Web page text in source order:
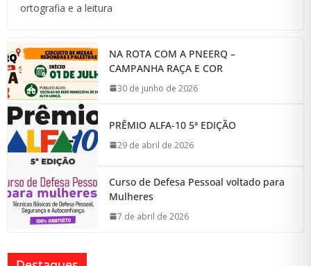
ortografia e a leitura
NA ROTA COM A PNEERQ –
CAMPANHA RAÇA E COR
30 de junho de 2026
PRÊMIO ALFA-10 5ª EDIÇÃO
29 de abril de 2026
Curso de Defesa Pessoal voltado para
Mulheres
7 de abril de 2026